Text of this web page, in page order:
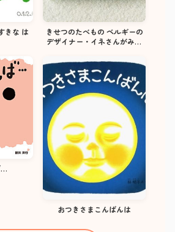
きな は
きせつのたべもの ベルギーの
デザイナー・イネさんがみた
4冊セット
…
おつきさまこんばんは